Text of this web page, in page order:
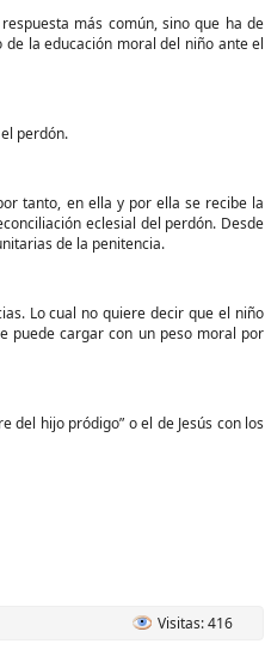
más común, sino que ha de
la educación moral del niño ante el
perdón.
tanto, en ella y por ella se recibe la
eclesial del perdón. Desde
de la penitencia.
Lo cual no quiere decir que el niño
puede cargar con un peso moral por
hijo pródigo” o el de Jesús con los
Visitas: 416